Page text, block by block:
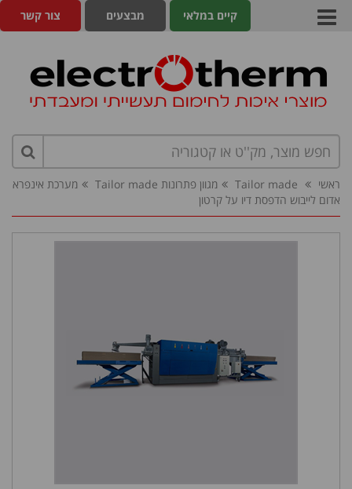
צור קשר מבצעים קיים במלאי
ראשי Tailor made מגוון פתרונות Tailor made
מערכת אינפרא
אדום לייבוש הדפסת דיו על קרטון